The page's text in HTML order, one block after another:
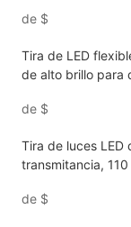
de $
Tira de LED
de alto brillo para
de $
Tira de luces LED
transmitancia,
tensión.
de $